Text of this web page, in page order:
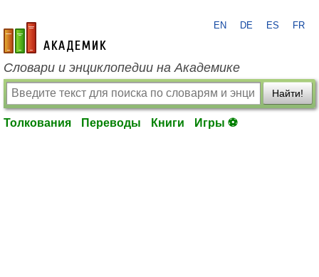
academic.ru
EN DE ES FR
Словари и энциклопедии на Академике
Найти!
Толкования Переводы Книги Игры ⚽